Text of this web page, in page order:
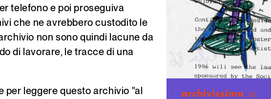
telefono e poi proseguiva
che ne avrebbero custodito le
non sono quindi lacune da
di lavorare, le tracce di una
per leggere questo archivio "al